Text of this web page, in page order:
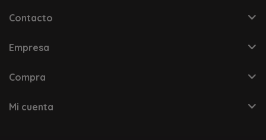
Contacto
Empresa
Compra
Mi cuenta